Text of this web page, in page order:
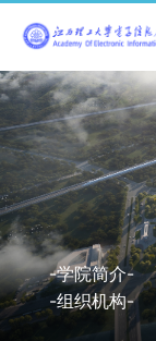
-学院简介-
-组织机构-